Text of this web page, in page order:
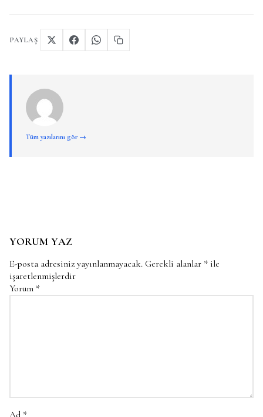
PAYLAŞ
Tüm yazılarını gör →
YORUM YAZ
E-posta adresiniz yayınlanmayacak. Gerekli alanlar * ile
işaretlenmişlerdir
Yorum *
Ad *